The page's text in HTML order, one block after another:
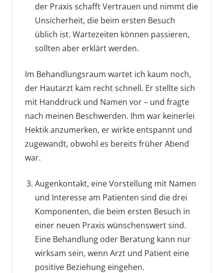
der Praxis schafft Vertrauen und nimmt die
Unsicherheit, die beim ersten Besuch
üblich ist. Wartezeiten können passieren,
sollten aber erklärt werden.
Im Behandlungsraum wartet ich kaum noch,
der Hautarzt kam recht schnell. Er stellte sich
mit Handdruck und Namen vor – und fragte
nach meinen Beschwerden. Ihm war keinerlei
Hektik anzumerken, er wirkte entspannt und
zugewandt, obwohl es bereits früher Abend
war.
Augenkontakt, eine Vorstellung mit Namen
und Interesse am Patienten sind die drei
Komponenten, die beim ersten Besuch in
einer neuen Praxis wünschenswert sind.
Eine Behandlung oder Beratung kann nur
wirksam sein, wenn Arzt und Patient eine
positive Beziehung eingehen.